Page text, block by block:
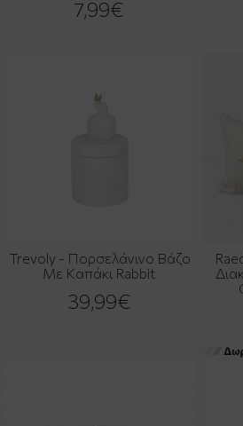
7,99€
Trevoly - Πορσελάνινο Βάζο
Με Καπάκι Rabbit
39,99€